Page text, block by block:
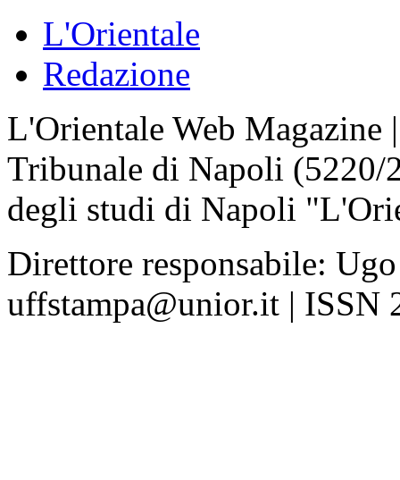
L'Orientale
Redazione
L'Orientale Web Magazine
Tribunale di Napoli
degli studi di Napoli
Direttore responsabile:
uffstampa@unior.it | ISSN